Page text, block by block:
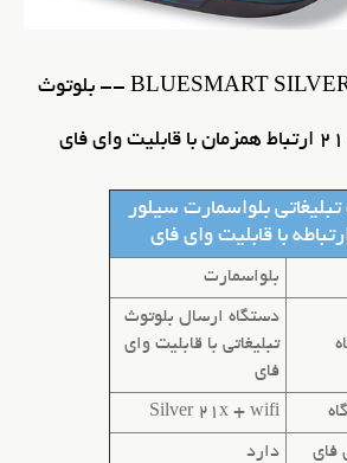
-- BLUESMART SILVER 21X + WIFI -- بلوتوث
بلواسمارت سیلور
بلواسمارت
دستگاه ارسال بلوتوث
تبلیغاتی با قابلیت وای
فای
Silver 21x + wifi
فای دارد